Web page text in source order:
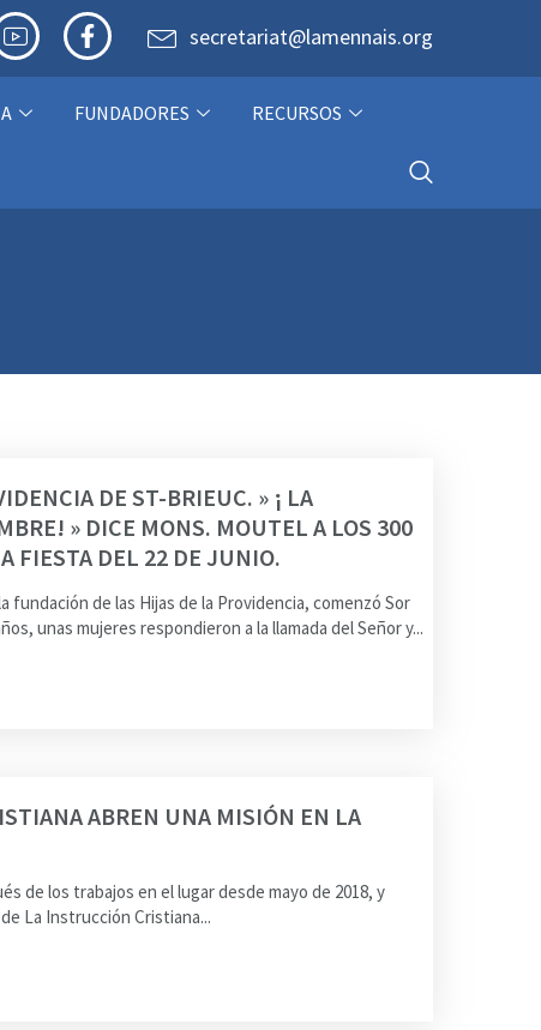
secretariat@lamennais.org
FUNDADORES
RECURSOS
DE ST-BRIEUC. » ¡ LA
» DICE MONS. MOUTEL A LOS 300
FIESTA DEL 22 DE JUNIO.
de las Hijas de la Providencia, comenzó Sor
unas mujeres respondieron a la llamada del Señor y...
ABREN UNA MISIÓN EN LA
de los trabajos en el lugar desde mayo de 2018, y
La Instrucción Cristiana...